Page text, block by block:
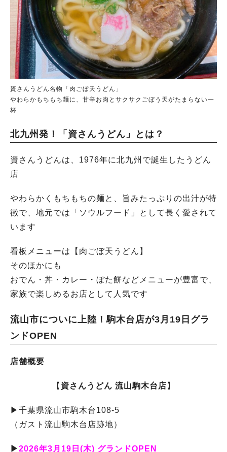
資さんうどん名物「肉ごぼ天うどん」
やわらかもちもち麺に、甘辛お肉とサクサクごぼう天がたまらない一
杯
北九州発！「資さんうどん」とは？
資さんうどんは、1976年に北九州で誕生したうどん
店
やわらかくもちもちの麺と、旨みたっぷりの出汁が特
徴で、地元では「ソウルフード」として長く愛されて
います
看板メニューは【肉ごぼ天うどん】
そのほかにも
おでん・丼・カレー・ぼた餅などメニューが豊富で、
家族で楽しめるお店として人気です
流山市についに上陸！駒木台店が3月19日グラ
ンドOPEN
店舗概要
【 資さんうどん 流山駒木台店 】
▶︎千葉県流山市駒木台108-5
（ガスト流山駒木台店跡地）
▶︎2026年3月19日(木) グランドOPEN